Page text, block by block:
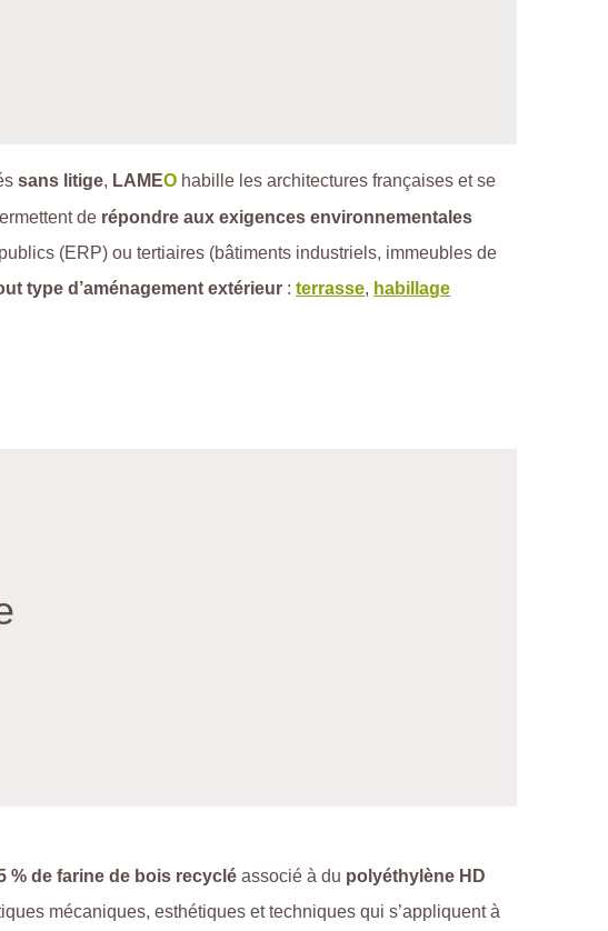
sans litige, LAMEOhabille les architectures françaises et se
de répondre aux exigences environnementales
(ERP) ou tertiaires (bâtiments industriels, immeubles de
type d’aménagement extérieur :terrasse, habillage
% de farine de bois recycléassocié à du polyéthylène HD
mécaniques, esthétiques et techniques qui s’appliquent à